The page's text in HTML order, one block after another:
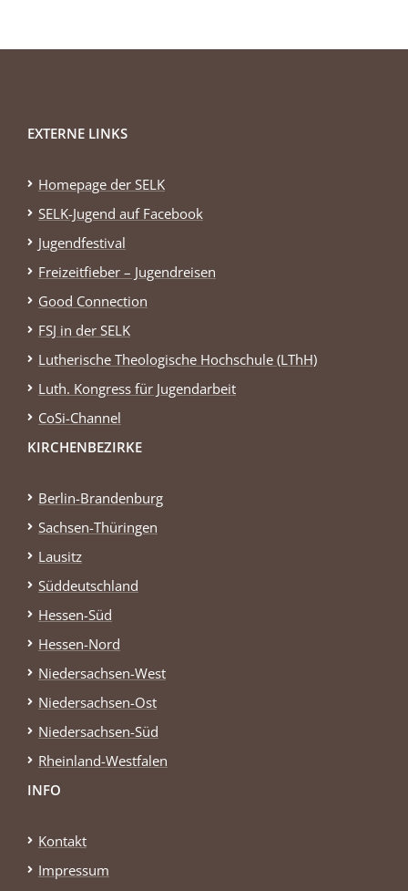
EXTERNE LINKS
Homepage der SELK
SELK-Jugend auf Facebook
Jugendfestival
Freizeitfieber – Jugendreisen
Good Connection
FSJ in der SELK
Lutherische Theologische Hochschule (LThH)
Luth. Kongress für Jugendarbeit
CoSi-Channel
KIRCHENBEZIRKE
Berlin-Brandenburg
Sachsen-Thüringen
Lausitz
Süddeutschland
Hessen-Süd
Hessen-Nord
Niedersachsen-West
Niedersachsen-Ost
Niedersachsen-Süd
Rheinland-Westfalen
INFO
Kontakt
Impressum